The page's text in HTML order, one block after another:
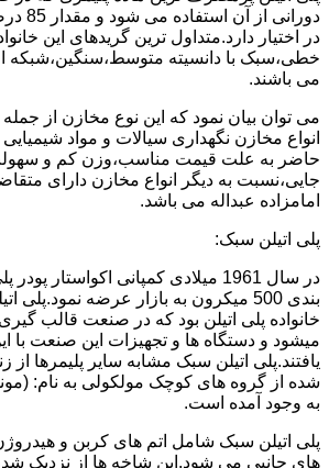
دورانی
در اختیار دارد.متداول ترین گریدهای این
خطی،سبک با دانسیته متوسط،سنگین،شبکه
می باشند.
می توان بیان نمود که این نوع مخازن از
انواع مخازن نگهداری سیالات و مواد
حاضر به علت قیمت مناسب،وزن کم و
جایی،نسبت به دیگر انواع مخازن دارای
امامزاده عبداله می باشد.
پلی اتیلن سبک:
در سال 1961 میلادی کمپانی اکواستار
بندی 500 میکرون به بازار عرضه
خانواده پلی اتیلن بود که در صنعت قالب
میشود و دستگاه ها و تجهیزات این صنعت با
یافتند.پلی اتیلن سبک مشابه سایر پلیمرها از
شده از گروه های کوچک مولکولی به نام:
به وجود آمده است.
پلی اتیلن سبک شامل اتم های کربن و
های جانبی می شود.این شاخه ها از نزدیک